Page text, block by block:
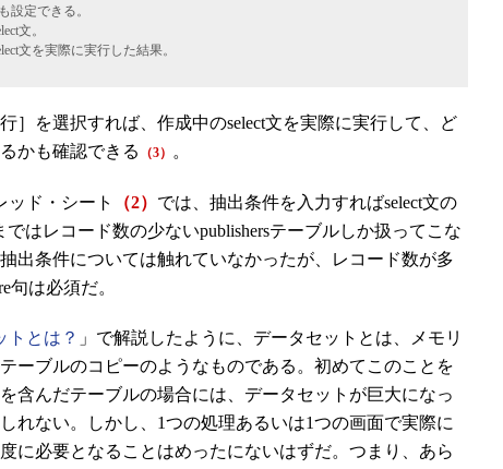
設定できる。
文。
文を実際に実行した結果。
］を選択すれば、作成中のselect文を実際に実行して、ど
かも確認できる
（3） 。
ド・シート （2） では、抽出条件を入力すればselect文の
はレコード数の少ないpublishersテーブルしか扱ってこな
出条件については触れていなかったが、レコード数が多
句は必須だ。
トとは？ 」で解説したように、データセットとは、メモリ
ーブルのコピーのようなものである。初めてこのことを
含んだテーブルの場合には、データセットが巨大になっ
れない。しかし、1つの処理あるいは1つの画面で実際に
に必要となることはめったにないはずだ。つまり、あら